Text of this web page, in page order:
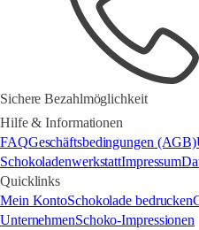
Sichere Bezahlmöglichkeit
Hilfe & Informationen
FAQGeschäftsbedingungen (AGB)
SchokoladenwerkstattImpressum
Quicklinks
Mein KontoSchokolade bedrucken
UnternehmenSchoko-Impressionen